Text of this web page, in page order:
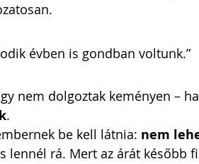
évben is gondban voltunk.”
nem dolgoztak keményen –
.
be kell látnia: nem
lennél rá. Mert az árát később